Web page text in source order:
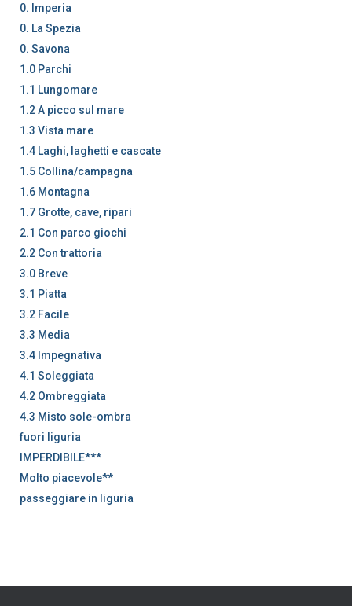
0. Imperia
0. La Spezia
0. Savona
1.0 Parchi
1.1 Lungomare
1.2 A picco sul mare
1.3 Vista mare
1.4 Laghi, laghetti e cascate
1.5 Collina/campagna
1.6 Montagna
1.7 Grotte, cave, ripari
2.1 Con parco giochi
2.2 Con trattoria
3.0 Breve
3.1 Piatta
3.2 Facile
3.3 Media
3.4 Impegnativa
4.1 Soleggiata
4.2 Ombreggiata
4.3 Misto sole-ombra
fuori liguria
IMPERDIBILE***
Molto piacevole**
passeggiare in liguria